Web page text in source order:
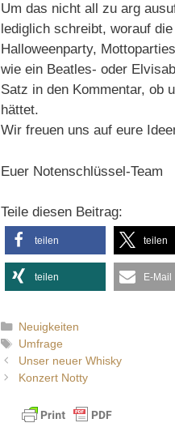
Um das nicht all zu arg
lediglich schreibt, worauf
Halloweenparty,
wie ein Beatles- oder
Satz in den Kommentar, ob
hättet.
Wir freuen uns auf eure
Euer Notenschlüssel-Team
Teile diesen Beitrag:
teilen teilen
teilen E-Mail
Kategorien
Neuigkeiten
Schlagwörter
Umfrage
Unser neuer Whisky
Konzert Notty